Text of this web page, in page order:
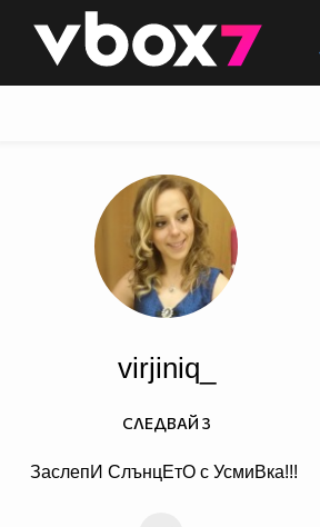
👾
virjiniq_
ЗаслепИ СлънцЕтО с УсмиВка!!!
СЛЕДВАЙ 3